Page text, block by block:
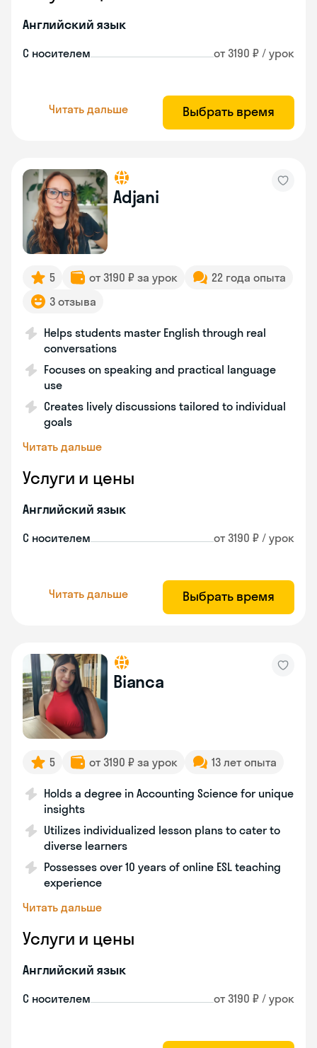
Английский язык
С носителем от 3190 ₽ / урок
Читать дальше Выбрать время
Adjani
5 от 3190 ₽ за урок
22 года опыта
3 отзыва
Helps students master English through real
conversations
Focuses on speaking and practical language
use
Creates lively discussions tailored to individual
goals
Читать дальше
Услуги и цены
Английский язык
С носителем от 3190 ₽ / урок
Читать дальше Выбрать время
Bianca
5 от 3190 ₽ за урок 13 лет опыта
Holds a degree in Accounting Science for unique
insights
Utilizes individualized lesson plans to cater to
diverse learners
Possesses over 10 years of online ESL teaching
experience
Читать дальше
Услуги и цены
Английский язык
С носителем от 3190 ₽ / урок